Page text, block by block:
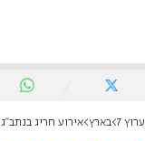
ערוץ 7 בארץ אירוע חריג